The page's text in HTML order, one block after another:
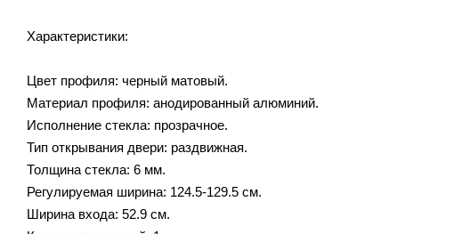
Характеристики:
Цвет профиля: черный матовый.
Материал профиля: анодированный алюминий.
Исполнение стекла: прозрачное.
Тип открывания двери: раздвижная.
Толщина стекла: 6 мм.
Регулируемая ширина: 124.5-129.5 см.
Ширина входа: 52.9 см.